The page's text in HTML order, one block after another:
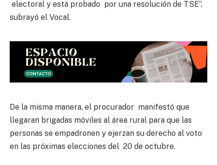
electoral y está probado por una resolución de TSE”,
subrayó el Vocal.
De la misma manera, el procurador manifestó que
llegaran brigadas móviles al área rural para que las
personas se empadronen y ejerzan su derecho al voto
en las próximas elecciones del 20 de octubre.